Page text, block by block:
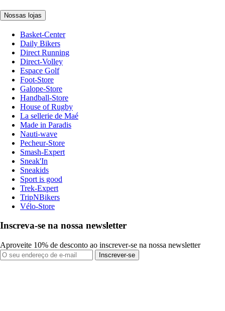
Nossas lojas
Basket-Center
Daily Bikers
Direct Running
Direct-Volley
Espace Golf
Foot-Store
Galope-Store
Handball-Store
House of Rugby
La sellerie de Maé
Made in Paradis
Nauti-wave
Pecheur-Store
Smash-Expert
Sneak'In
Sneakids
Sport is good
Trek-Expert
TripNBikers
Vélo-Store
Inscreva-se na nossa newsletter
Aproveite 10% de desconto ao inscrever-se na nossa newsletter
Inscrever-se